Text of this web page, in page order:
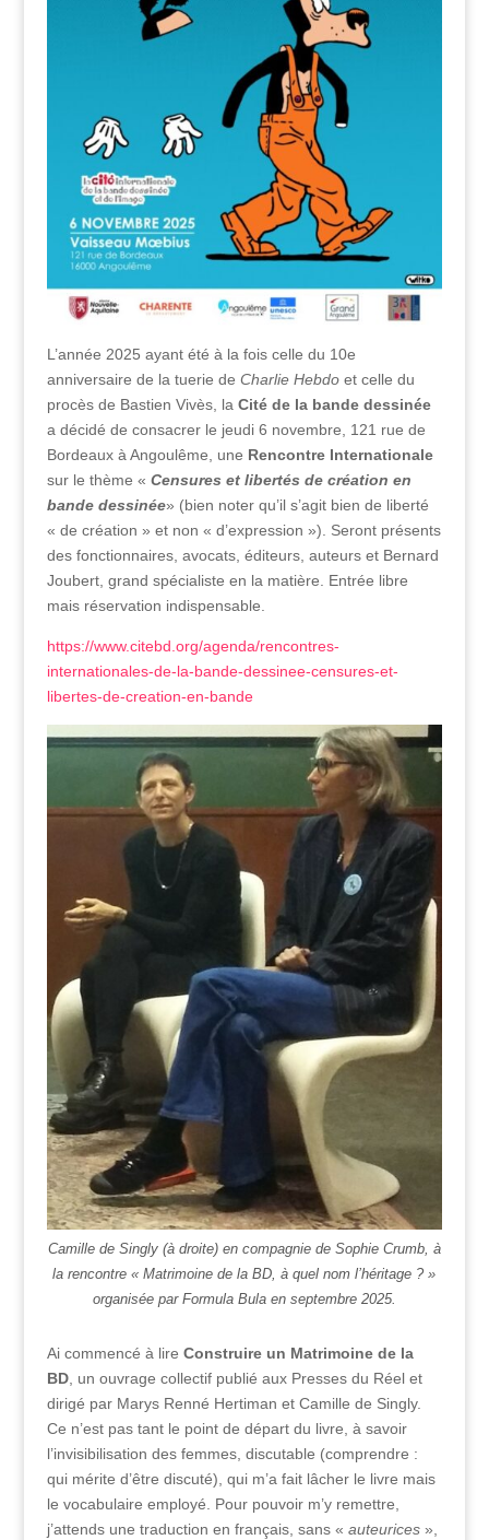
L’année 2025 ayant été à la fois celle du 10e
anniversaire de la tuerie de Charlie Hebdoet celle du
procès de Bastien Vivès, la Cité de la bande dessinée
a décidé de consacrer le jeudi 6 novembre, 121 rue de
Bordeaux à Angoulême, une Rencontre Internationale
sur le thème « Censures et libertés de création en
bande dessinée» (bien noter qu’il s’agit bien de liberté
« de création » et non « d’expression »). Seront présents
des fonctionnaires, avocats, éditeurs, auteurs et Bernard
Joubert, grand spécialiste en la matière. Entrée libre
mais réservation indispensable.
https://www.citebd.org/agenda/rencontres-
internationales-de-la-bande-dessinee-censures-et-
libertes-de-creation-en-bande
Camille de Singly (à droite) en compagnie de Sophie Crumb, à
la rencontre « Matrimoine de la BD, à quel nom l’héritage ? »
organisée par Formula Bula en septembre 2025.
Ai commencé à lire Construire un Matrimoine de la
BD, un ouvrage collectif publié aux Presses du Réel et
dirigé par Marys Renné Hertiman et Camille de Singly.
Ce n’est pas tant le point de départ du livre, à savoir
l’invisibilisation des femmes, discutable (comprendre :
qui mérite d’être discuté), qui m’a fait lâcher le livre mais
le vocabulaire employé. Pour pouvoir m’y remettre,
j’attends une traduction en français, sans « auteurices»,